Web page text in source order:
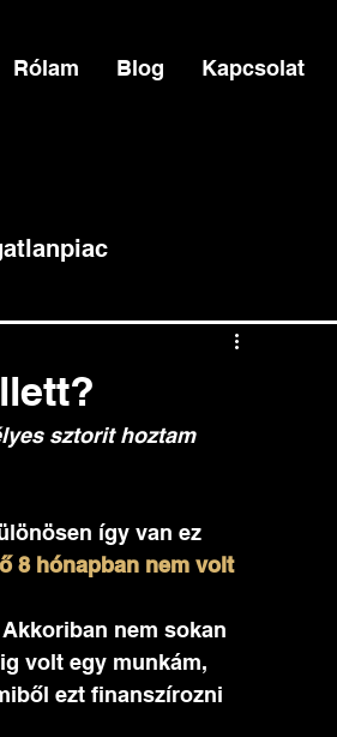
Rólam Blog Kapcsolat
sztorit hoztam
így van ez
8 hónapban nem volt
nem sokan
volt egy munkám,
ezt finanszírozni